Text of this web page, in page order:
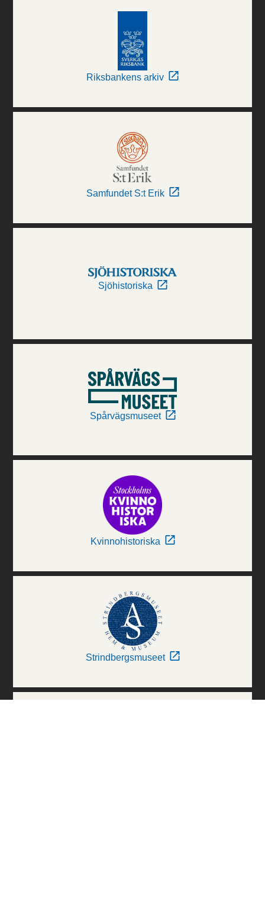
Riksbankens arkiv
Samfundet S:t Erik
Sjöhistoriska
Spårvägsmuseet
Kvinnohistoriska
Strindbergsmuseet